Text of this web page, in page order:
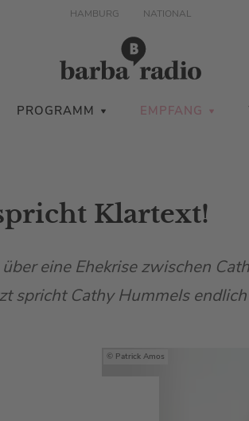
HAMBURG NATIONAL
PROGRAMM EMPFANG
Klartext!
eine Ehekrise zwischen
spricht Cathy Hummels
Patrick Amos